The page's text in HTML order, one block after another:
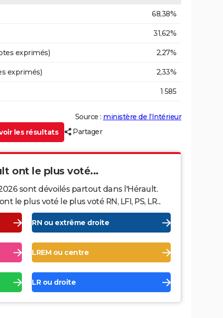
68,38%
31,62%
exprimés) 2,27%
exprimés) 2,33%
1 585
Source : ministère de l’Intérieur
les résultats
Partager
ont le plus voté...
sont dévoilés partout dans l'Hérault.
le plus voté le plus voté RN, LFI, PS, LR...
RN ou extrême droite
LREM ou centre
LR ou droite